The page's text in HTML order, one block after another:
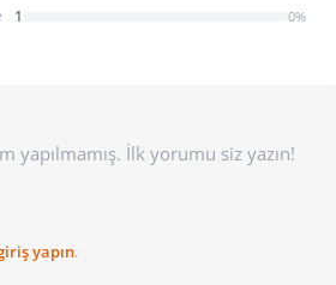
1 0%
yapılmamış. İlk yorumu siz yazın!
yapın.